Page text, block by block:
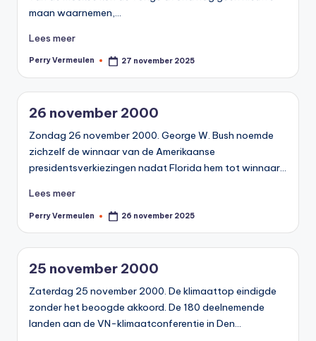
maan waarnemen,…
Lees meer
Geplaatst
Perry Vermeulen 27 november 2025
26 november 2000
Zondag 26 november 2000. George W. Bush noemde
zichzelf de winnaar van de Amerikaanse
presidentsverkiezingen nadat Florida hem tot winnaar…
Lees meer
Geplaatst
Perry Vermeulen 26 november 2025
25 november 2000
Zaterdag 25 november 2000. De klimaattop eindigde
zonder het beoogde akkoord. De 180 deelnemende
landen aan de VN-klimaatconferentie in Den…